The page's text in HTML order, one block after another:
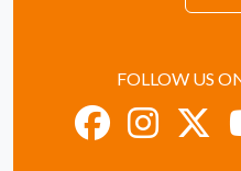
FOLLOW US